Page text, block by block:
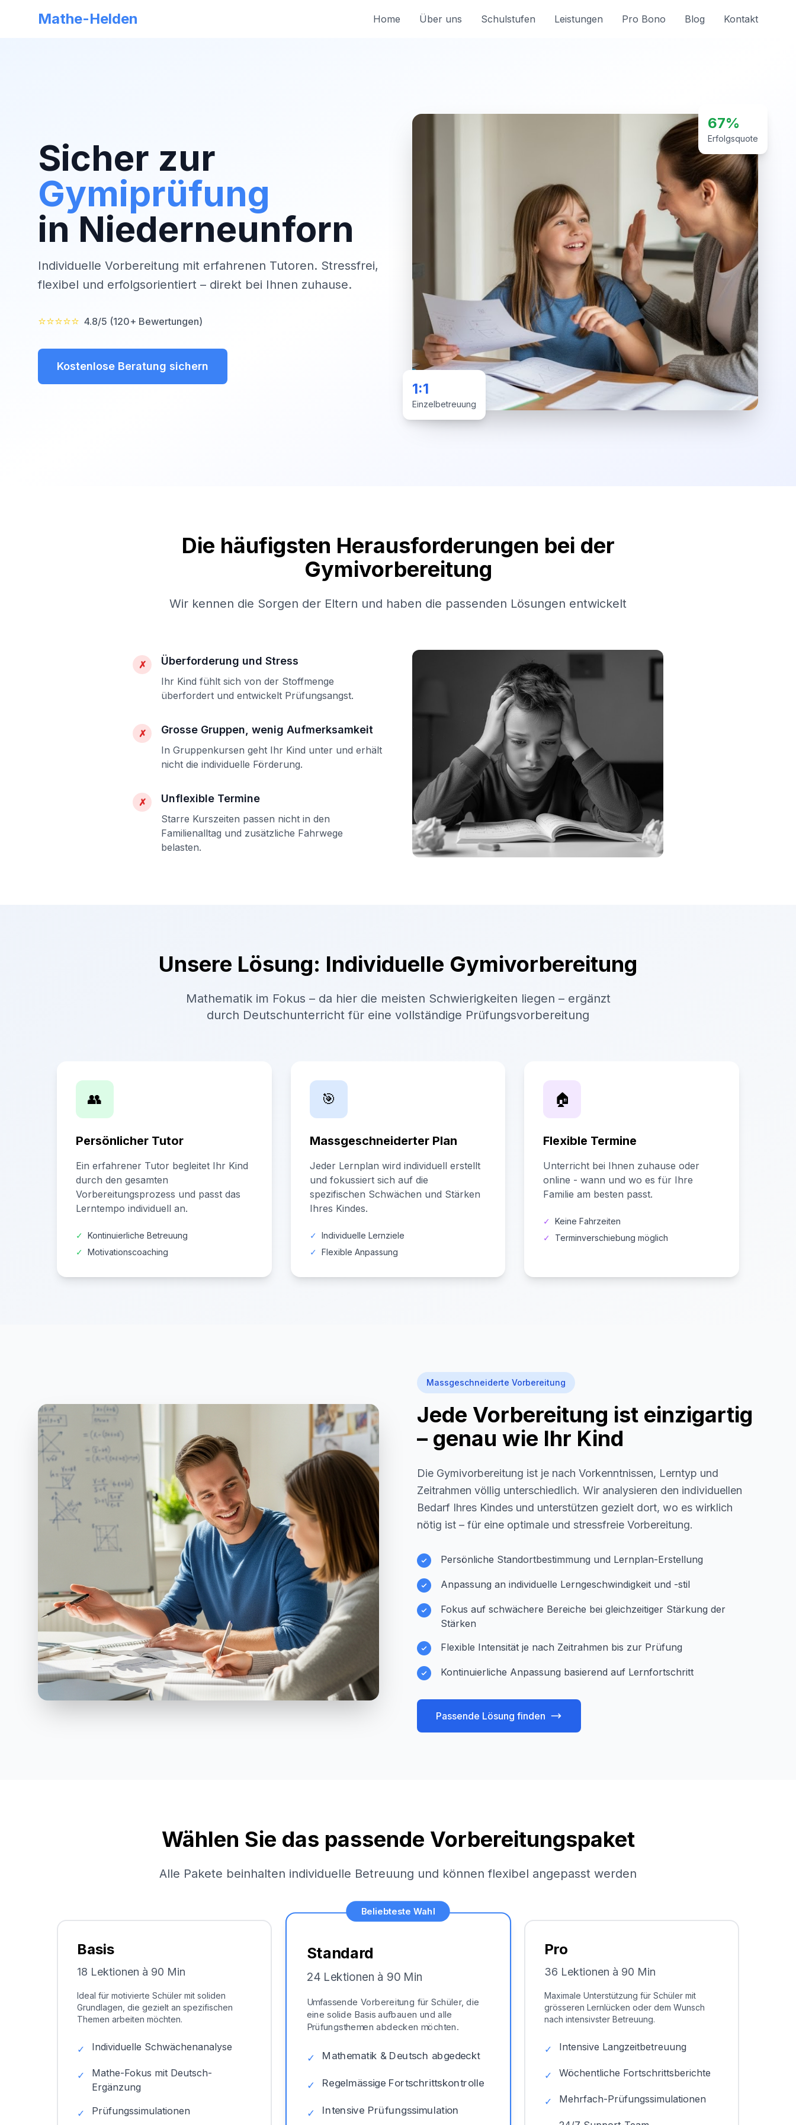
Mathe-Helden Home Über uns Schulstufen Leistungen Pro Bono Blog Kontakt
Sicher zur
Gymiprüfung
in Niederneunforn
Individuelle Vorbereitung mit erfahrenen Tutoren. Stressfrei,
flexibel und erfolgsorientiert – direkt bei Ihnen zuhause.
⭐⭐⭐⭐⭐ 4.8/5 (120+ Bewertungen)
Kostenlose Beratung sichern
67%
Erfolgsquote
1:1
Einzelbetreuung
Die häufigsten Herausforderungen bei der
Gymivorbereitung
Wir kennen die Sorgen der Eltern und haben die passenden Lösungen entwickelt
✗ Überforderung und Stress
Ihr Kind fühlt sich von der Stoffmenge
überfordert und entwickelt Prüfungsangst.
✗ Grosse Gruppen, wenig Aufmerksamkeit
In Gruppenkursen geht Ihr Kind unter und erhält
nicht die individuelle Förderung.
✗ Unflexible Termine
Starre Kurszeiten passen nicht in den
Familienalltag und zusätzliche Fahrwege
belasten.
Unsere Lösung: Individuelle Gymivorbereitung
Mathematik im Fokus – da hier die meisten Schwierigkeiten liegen – ergänzt
durch Deutschunterricht für eine vollständige Prüfungsvorbereitung
👥
Persönlicher Tutor
Ein erfahrener Tutor begleitet Ihr Kind
durch den gesamten
Vorbereitungsprozess und passt das
Lerntempo individuell an.
✓ Kontinuierliche Betreuung
✓ Motivationscoaching
🎯
Massgeschneiderter Plan
Jeder Lernplan wird individuell erstellt
und fokussiert sich auf die
spezifischen Schwächen und Stärken
Ihres Kindes.
✓ Individuelle Lernziele
✓ Flexible Anpassung
🏠
Flexible Termine
Unterricht bei Ihnen zuhause oder
online - wann und wo es für Ihre
Familie am besten passt.
✓
Keine Fahrzeiten
✓
Terminverschiebung möglich
Massgeschneiderte Vorbereitung
Jede Vorbereitung ist einzigartig
– genau wie Ihr Kind
Die Gymivorbereitung ist je nach Vorkenntnissen, Lerntyp und
Zeitrahmen völlig unterschiedlich. Wir analysieren den individuellen
Bedarf Ihres Kindes und unterstützen gezielt dort, wo es wirklich
nötig ist – für eine optimale und stressfreie Vorbereitung.
Persönliche Standortbestimmung und Lernplan-Erstellung
Anpassung an individuelle Lerngeschwindigkeit und -stil
Fokus auf schwächere Bereiche bei gleichzeitiger Stärkung der
Stärken
Flexible Intensität je nach Zeitrahmen bis zur Prüfung
Kontinuierliche Anpassung basierend auf Lernfortschritt
Passende Lösung finden
Wählen Sie das passende Vorbereitungspaket
Alle Pakete beinhalten individuelle Betreuung und können flexibel angepasst werden
Basis
18 Lektionen à 90 Min
Ideal für motivierte Schüler mit soliden
Grundlagen, die gezielt an spezifischen
Themen arbeiten möchten.
✓ Individuelle Schwächenanalyse
✓
Mathe-Fokus mit Deutsch-
Ergänzung
✓ Prüfungssimulationen
Beliebteste Wahl
Standard
24 Lektionen à 90 Min
Umfassende Vorbereitung für Schüler, die
eine solide Basis aufbauen und alle
Prüfungsthemen abdecken möchten.
✓ Mathematik & Deutsch abgedeckt
✓ Regelmässige Fortschrittskontrolle
✓ Intensive Prüfungssimulation
Pro
36 Lektionen à 90 Min
Maximale Unterstützung für Schüler mit
grösseren Lernlücken oder dem Wunsch
nach intensivster Betreuung.
✓ Intensive Langzeitbetreuung
✓ Wöchentliche Fortschrittsberichte
✓ Mehrfach-Prüfungssimulationen